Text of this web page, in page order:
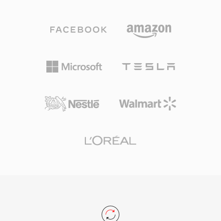
وبيانات MIDI. من أبرز مزاياه التعامل مع التسجيلات
ساعات من الصوت المستمر دون قيود حجمية. دعم
المرمّزات المتعددة هو نقطة قوة أخرى، حيث تعمل
بدقة 24 بت/192 كيلوهرتز أو كلاماً مضغوطاً. يوفر
الاستجابة في التطبيقات الاحترافية مثل Logic Pro